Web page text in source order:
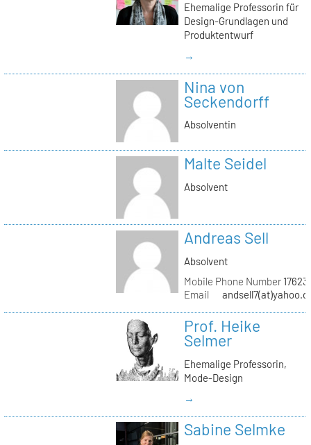
Ehemalige Professorin für
Design-Grundlagen und
Produktentwurf
→
Nina von
Seckendorff
Absolventin
Malte Seidel
Absolvent
Andreas Sell
Absolvent
Mobile Phone Number
Email
Prof. Heike
Selmer
Ehemalige Professorin,
Mode-Design
→
Sabine Selmke